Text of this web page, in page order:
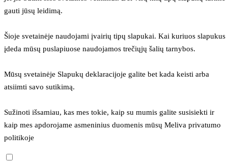
gauti jūsų leidimą.
Šioje svetainėje naudojami įvairių tipų slapukai. Kai kuriuos slapukus
įdeda mūsų puslapiuose naudojamos trečiųjų šalių tarnybos.
Mūsų svetainėje Slapukų deklaracijoje galite bet kada keisti arba
atsiimti savo sutikimą.
Sužinoti išsamiau, kas mes tokie, kaip su mumis galite susisiekti ir
kaip mes apdorojame asmeninius duomenis mūsų Meliva privatumo
politikoje